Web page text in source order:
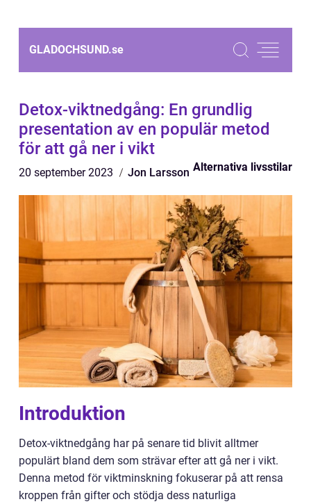
GLADOCHSUND.se
Detox-viktnedgång: En grundlig
presentation av en populär metod
för att gå ner i vikt
20 september 2023 Jon Larsson Alternativa livsstilar
Introduktion
Detox-viktnedgång har på senare tid blivit alltmer
populärt bland dem som strävar efter att gå ner i vikt.
Denna metod för viktminskning fokuserar på att rensa
kroppen från gifter och stödja dess naturliga